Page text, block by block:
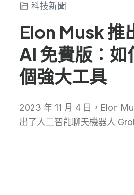
科技新聞
Elon Musk 推
AI 免費版：如
個強大工具
2023 年 11 月 4 日，Elon
出了人工智能聊天機器人